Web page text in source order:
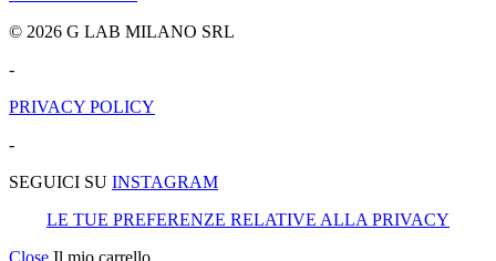
© 2026 G LAB MILANO SRL
-
PRIVACY POLICY
-
SEGUICI SU INSTAGRAM
LE TUE PREFERENZE RELATIVE ALLA PRIVACY